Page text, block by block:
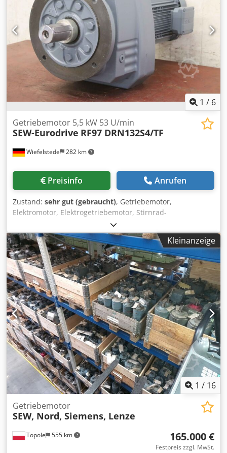
1 / 6
Wiefelstede 282 km
Getriebemotor 5,5 kW 53 U/min
SEW-Eurodrive RF97 DRN132S4/TF
Preisinfo Anrufen
Zustand: sehr gut (gebraucht), Getriebemotor,
Elektromotor, Elektrogetriebemotor, Stirnrad-
Getriebemotor -Zustand: ungebraucht -Hersteller: SEW-
Eurodrive, Stirnrad-Getriebemotor Dkedot Uluyspfx Akhjr -
Typ: RF97 DRN132S4/TF i 27,58 -Drehzahl: 53 U/min -
Leistung: 5,5 kW -Welle: Ø 60 x 90 mm -Schutzart: IP54 -
Anzahl: 2 Stück vorhanden -Preis: pro Stück -
Abmessungen: 860/350/H410 mm -Gewicht: 170 kg/St.
Kleinanzeige
1 / 16
Topole 555 km
Getriebemotor
SEW, Nord, Siemens, Lenze
165.000 €
Festpreis zzgl. MwSt.